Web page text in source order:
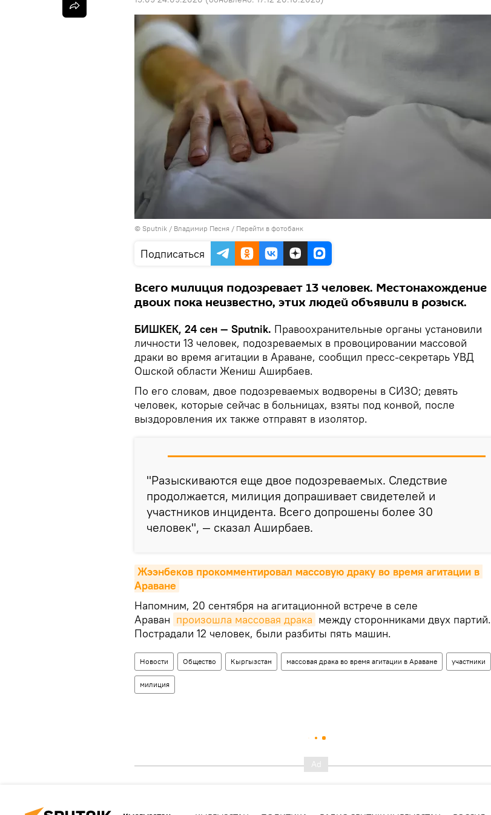
© Sputnik / Владимир Песня / Перейти в фотобанк
Подписаться
Всего милиция подозревает 13 человек. Местонахождение
двоих пока неизвестно, этих людей объявили в розыск.
БИШКЕК, 24 сен — Sputnik. Правоохранительные органы установили
личности 13 человек, подозреваемых в провоцировании массовой
драки во время агитации в Араване, сообщил пресс-секретарь УВД
Ошской области Жениш Аширбаев.
По его словам, двое подозреваемых водворены в СИЗО; девять
человек, которые сейчас в больницах, взяты под конвой, после
выздоровления их также отправят в изолятор.
"Разыскиваются еще двое подозреваемых. Следствие
продолжается, милиция допрашивает свидетелей и
участников инцидента. Всего допрошены более 30
человек", — сказал Аширбаев.
Жээнбеков прокомментировал массовую драку во время агитации в
Араване
Напомним, 20 сентября на агитационной встрече в селе
Араван произошла массовая драка между сторонниками двух партий.
Пострадали 12 человек, были разбиты пять машин.
Новости Общество Кыргызстан массовая драка во время агитации в Араване участники
милиция